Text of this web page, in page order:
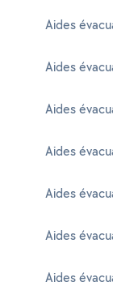
Aides
Aides
Aides
Aides
Aides
Aides
Aides